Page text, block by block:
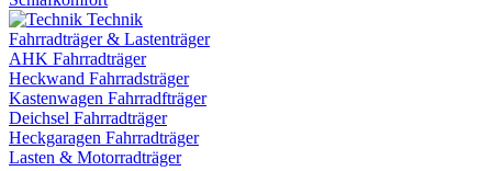
Technik
Fahrradträger & Lastenträger
AHK Fahrradträger
Heckwand Fahrradsträger
Kastenwagen Fahrradfträger
Deichsel Fahrradträger
Heckgaragen Fahrradträger
Lasten & Motorradträger